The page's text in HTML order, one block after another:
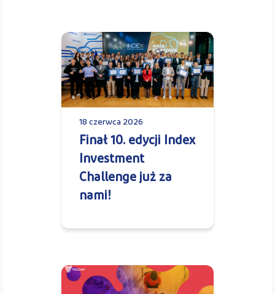
18 czerwca 2026
Finał 10. edycji Index
Investment
Challenge już za
nami!